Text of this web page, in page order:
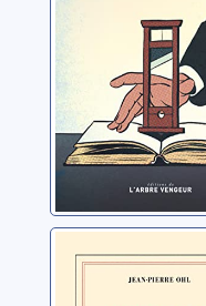
Le chemin
diable